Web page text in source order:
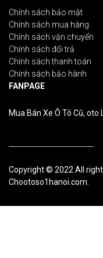
Chính sách bảo mật
Chính sách mua hàng
Chính sách vận chuyển
Chính sách đổi trả
Chính sách thanh toán
Chính sách bảo hành
FANPAGE
Mua Bán Xe Ô Tô Cũ, oto
Copyright © 2022 All
Chootoso1hanoi.com.